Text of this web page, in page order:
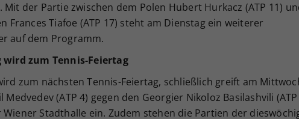
Mit der Partie zwischen dem Polen Hubert Hurkacz (ATP 11)
Frances Tiafoe (ATP 17) steht am Dienstag ein weiterer
auf dem Programm.
zum Tennis-Feiertag
zum nächsten Tennis-Feiertag, schließlich greift am
(ATP 4) gegen den Georgier Nikoloz Basilashvili
Wiener Stadthalle ein. Zudem stehen die Partien der